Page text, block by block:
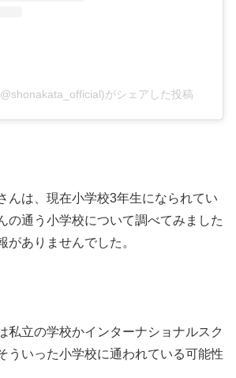
がシェアした投稿
んは、現在小学校3年生になられてい
の通う小学校について調べてみました
がありませんでした。
私立の学校かインターナショナルスク
ういった小学校に通われている可能性